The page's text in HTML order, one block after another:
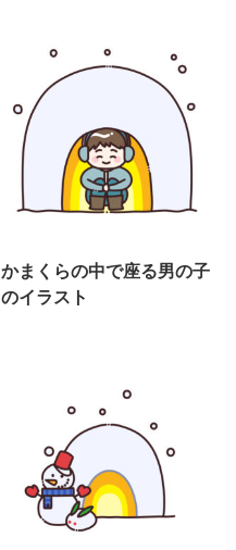
かまくらの中で座る男の子
のイラスト